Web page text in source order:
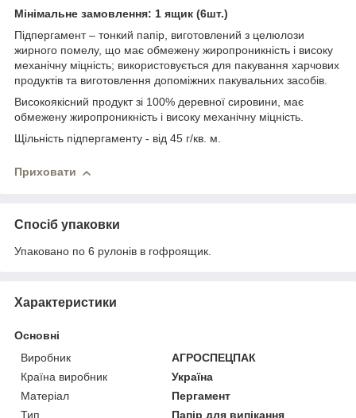
Мінімальне замовлення: 1 ящик (6шт.)
Підпергамент – тонкий папір, виготовлений з целюлози
жирного помелу, що має обмежену жиропроникність і високу
механічну міцність; використовується для пакування харчових
продуктів та виготовлення допоміжних пакувальних засобів.
Високоякісний продукт зі 100% деревної сировини, має
обмежену жиропроникність і високу механічну міцність.
Щільність підпергаменту - від 45 г/кв. м.
Приховати
Спосіб упаковки
Упаковано по 6 рулонів в гофроящик.
Характеристики
Основні
Виробник
АГРОСПЕЦПАК
Країна виробник
Україна
Матеріал
Пергамент
Тип
Папір для випікання